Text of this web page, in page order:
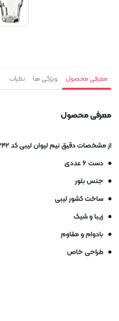
معرفی محصول ویژگی ها نظرات
معرفی محصول
از مشخصات دقیق نیم لیوان لیبی کد ۱۵۲۴۲ مدل کازا دست ۶ عددی میتوان به موارد زیر اشاره کرد:
دست ۶ عددی
جنس بلور
ساخت کشور لیبی
زیبا و شیک
بادوام و مقاوم
طراحی خاص